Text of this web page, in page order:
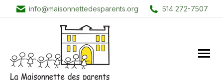
info@maisonnettedesparents.org 514 272-7507